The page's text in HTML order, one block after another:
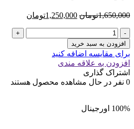
1,650,000تومان قیمت
بود.
1,250,000تومان
ریمل
حجم
دهنده
فالس
لش
رویال
اترنتی
افزودن به سبد خرید
برای مقایسه اضافه کنید
افزودن به علاقه مندی
اشتراک گذاری
0 نفر در حال مشاهده محصول هستند
100% اورجینال